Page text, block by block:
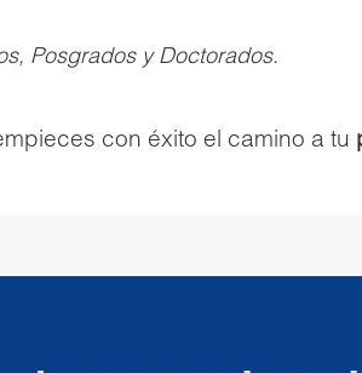
Posgrados y Doctorados.
con éxito el camino a tu